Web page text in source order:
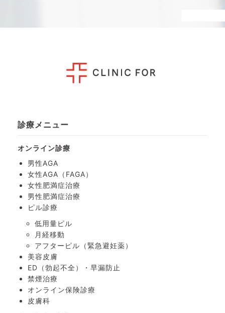
診療メニュー
オンライン診療
男性AGA
女性AGA（FAGA）
女性肥満症治療
男性肥満症治療
ピル診療
低用量ピル
月経移動
アフターピル （緊急避妊薬）
美容皮膚
ED（勃起不全）・ 早漏防止
禁煙治療
オンライン保険診療
皮膚科